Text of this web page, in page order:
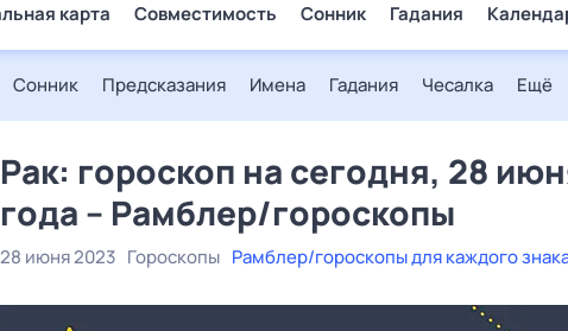
карта Совместимость Сонник Гадания
Сонник Предсказания Имена Гадания Чесалка Ещё
Рак: гороскоп на сегодня, 28
года – Рамблер/гороскопы
28 июня 2023 Гороскопы Рамблер/гороскопы для каждого